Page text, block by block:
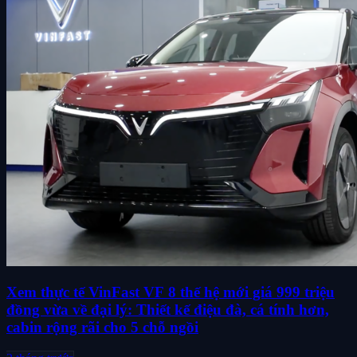
Xem thực tế VinFast VF 8 thế hệ mới giá 999 triệu
đồng vừa về đại lý: Thiết kế điệu đà, cá tính hơn,
cabin rộng rãi cho 5 chỗ ngồi